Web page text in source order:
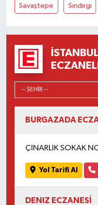
Savaştepe Sındırgı
BURGAZADA
ÇINARLIK SOKAK
Yol Tarifi Al
DENIZ ECZANESİ